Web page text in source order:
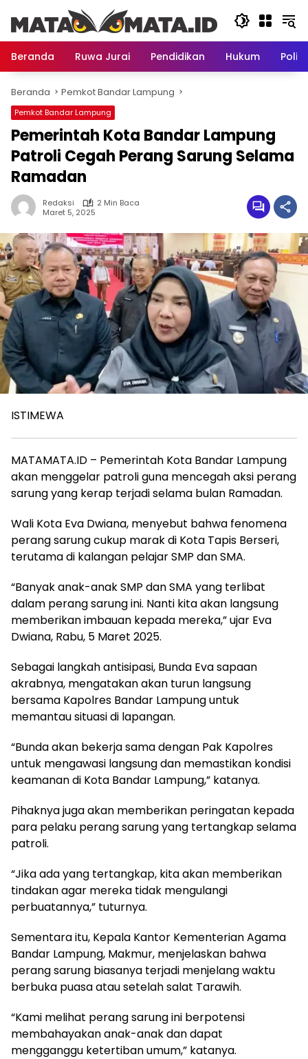
konten
Beranda
Ruwa Jurai Pendidikan Hukum
Beranda Pemkot Bandar Lampung
Pemkot Bandar Lampung
Pemerintah Kota Bandar Lampung
Patroli Cegah Perang Sarung Selama
Ramadan
Redaksi
2 Min Baca
Maret 5, 2025
ISTIMEWA
MATAMATA.ID – Pemerintah Kota Bandar Lampung
akan menggelar patroli guna mencegah aksi perang
sarung yang kerap terjadi selama bulan Ramadan.
Wali Kota Eva Dwiana, menyebut bahwa fenomena
perang sarung cukup marak di Kota Tapis Berseri,
terutama di kalangan pelajar SMP dan SMA.
“Banyak anak-anak SMP dan SMA yang terlibat
dalam perang sarung ini. Nanti kita akan langsung
memberikan imbauan kepada mereka,” ujar Eva
Dwiana, Rabu, 5 Maret 2025.
Sebagai langkah antisipasi, Bunda Eva sapaan
akrabnya, mengatakan akan turun langsung
bersama Kapolres Bandar Lampung untuk
memantau situasi di lapangan.
“Bunda akan bekerja sama dengan Pak Kapolres
untuk mengawasi langsung dan memastikan kondisi
keamanan di Kota Bandar Lampung,” katanya.
Pihaknya juga akan memberikan peringatan kepada
para pelaku perang sarung yang tertangkap selama
patroli.
“Jika ada yang tertangkap, kita akan memberikan
tindakan agar mereka tidak mengulangi
perbuatannya,” tuturnya.
Sementara itu, Kepala Kantor Kementerian Agama
Bandar Lampung, Makmur, menjelaskan bahwa
perang sarung biasanya terjadi menjelang waktu
berbuka puasa atau setelah salat Tarawih.
“Kami melihat perang sarung ini berpotensi
membahayakan anak-anak dan dapat
mengganggu ketertiban umum,” katanya.